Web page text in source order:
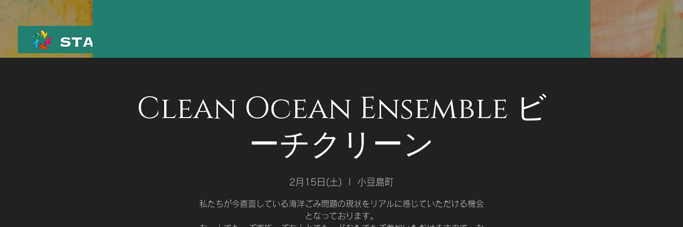
Clean Ocean Ensemble ビ
ーチクリーン
2月15日(土) 小豆島町
私たちが今直面している海洋ごみ問題の現状をリアルに感じていただける機会
となっております。